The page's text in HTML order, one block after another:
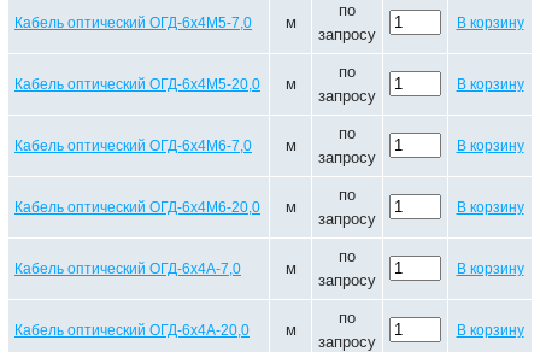
Кабель оптический ОГД-6х4М5-7,0 м
по
запросу
В корзину
Кабель оптический ОГД-6х4М5-20,0 м
по
запросу
В корзину
Кабель оптический ОГД-6х4М6-7,0 м
по
запросу
В корзину
Кабель оптический ОГД-6х4М6-20,0 м
по
запросу
В корзину
Кабель оптический ОГД-6х4А-7,0 м
по
запросу
В корзину
Кабель оптический ОГД-6х4А-20,0 м
по
запросу
В корзину